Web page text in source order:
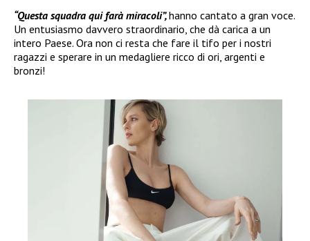
“Questa squadra qui farà miracoli”,hanno cantato a gran voce.
Un entusiasmo davvero straordinario, che dà carica a un
intero Paese. Ora non ci resta che fare il tifo per i nostri
ragazzi e sperare in un medagliere ricco di ori, argenti e
bronzi!